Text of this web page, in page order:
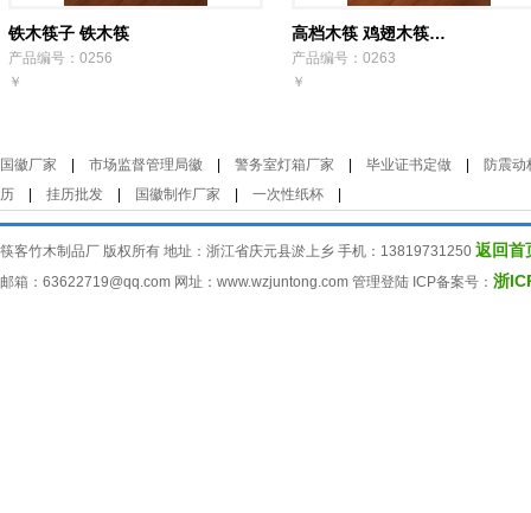
铁木筷子 铁木筷
产品编号：0256
￥
高档木筷 鸡翅木筷…
产品编号：0263
￥
国徽厂家 市场监督管理局徽 警务室灯箱厂家 毕业证书定做
防震动
历
挂历批发 国徽制作厂家 一次性纸杯
筷客竹木制品厂 版权所有 地址：浙江省庆元县淤上乡 手机：13819731250 返回首
邮箱：63622719@qq.com 网址：www.wzjuntong.com 管理登陆 ICP备案号： 浙